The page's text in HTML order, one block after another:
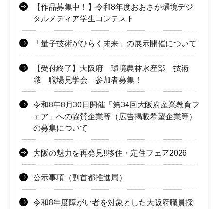
【作品募集中！】令和8年度おおさか環境デジ
タルメディア学生コンテスト
「量子技術がひらく未来」の展示開催について
【受付終了】大阪府 環境農林水産部 技術
職 職場見学会 参加者募集！
令和8年8月30日開催「第34回大阪府産業教育フ
ェア」への協賛企業等（広告掲載希望企業等）
の募集について
大阪の魅力を再発見‼移住・定住フェア2026
公示事項（副首都推進局）
令和8年度障がい者を対象とした大阪府職員採